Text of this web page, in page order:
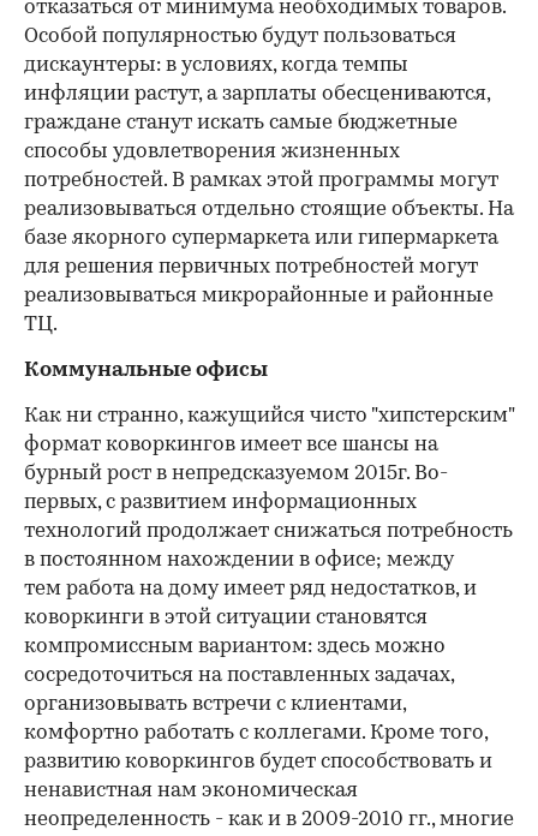
отказаться от минимума необходимых товаров.
Особой популярностью будут пользоваться
дискаунтеры: в условиях, когда темпы
инфляции растут, а зарплаты обесцениваются,
граждане станут искать самые бюджетные
способы удовлетворения жизненных
потребностей. В рамках этой программы могут
реализовываться отдельно стоящие объекты. На
базе якорного супермаркета или гипермаркета
для решения первичных потребностей могут
реализовываться микрорайонные и районные
ТЦ.
Коммунальные офисы
Как ни странно, кажущийся чисто "хипстерским"
формат коворкингов имеет все шансы на
бурный рост в непредсказуемом 2015г. Во-
первых, с развитием информационных
технологий продолжает снижаться потребность
в постоянном нахождении в офисе; между
тем работа на дому имеет ряд недостатков, и
коворкинги в этой ситуации становятся
компромиссным вариантом: здесь можно
сосредоточиться на поставленных задачах,
организовывать встречи с клиентами,
комфортно работать с коллегами. Кроме того,
развитию коворкингов будет способствовать и
ненавистная нам экономическая
неопределенность - как и в 2009-2010 гг., многие